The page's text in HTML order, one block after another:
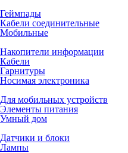
Геймпады
Кабели соединительные
Мобильные
Накопители информации
Кабели
Гарнитуры
Носимая электроника
Для мобильных устройств
Элементы питания
Умный дом
Датчики и блоки
Лампы